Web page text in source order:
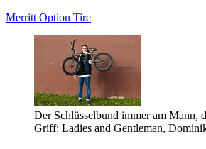
Merritt Option Tire
Der Schlüsselbund immer am Mann,
Griff: Ladies and Gentleman,